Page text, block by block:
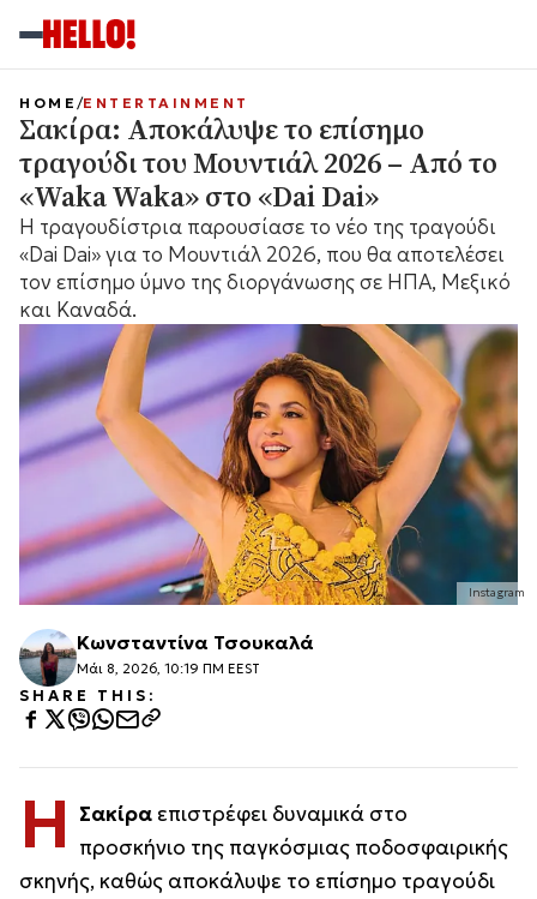
Instagram
HOME ENTERTAINMENT
Σακίρα: Αποκάλυψε το επίσημο
τραγούδι του Μουντιάλ 2026 – Από το
«Waka Waka» στο «Dai Dai»
Η τραγουδίστρια παρουσίασε το νέο της τραγούδι
«Dai Dai» για το Μουντιάλ 2026, που θα αποτελέσει
τον επίσημο ύμνο της διοργάνωσης σε ΗΠΑ, Μεξικό
και Καναδά.
Κωνσταντίνα Τσουκαλά
Μάι 8, 2026, 10:19 ΠΜ EEST
SHARE THIS:
Η Σακίραεπιστρέφει δυναμικά στο
προσκήνιο της παγκόσμιας ποδοσφαιρικής
σκηνής, καθώς αποκάλυψε το επίσημο τραγούδι